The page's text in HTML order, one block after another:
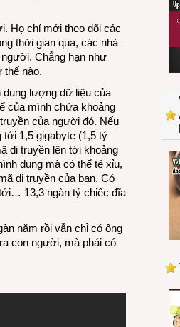
bao
Họ chỉ mới theo dõi các
thời gian qua, các nhà
Chẳng hạn như
thế nào.
dung lượng dữ liệu của
của mình chứa khoảng
của người đó. Nếu
1,5 gigabyte (1,5 tỷ
di truyền lên tới khoảng
dung mà có thể té xỉu,
di truyền của bạn. Có
13,3 ngàn tỷ chiếc đĩa
năm rồi vẫn chỉ có ông
con người, mà phải có